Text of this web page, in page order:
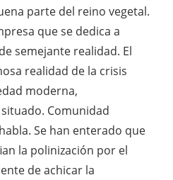
parte del reino vegetal.
que se dedica a
semejante realidad. El
realidad de la crisis
moderna,
Comunidad
Se han enterado que
la polinización por el
de achicar la